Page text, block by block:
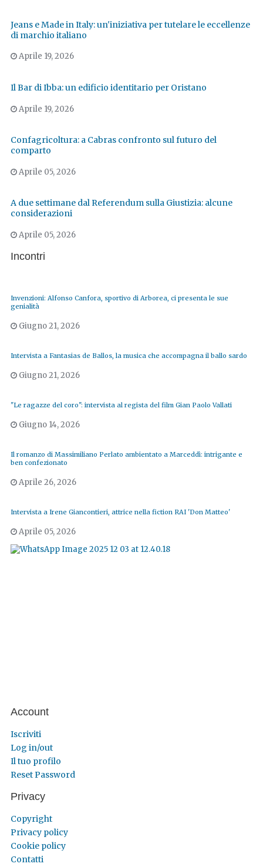
Jeans e Made in Italy: un'iniziativa per tutelare le eccellenze
di marchio italiano
Aprile 19, 2026
Il Bar di Ibba: un edificio identitario per Oristano
Aprile 19, 2026
Confagricoltura: a Cabras confronto sul futuro del
comparto
Aprile 05, 2026
A due settimane dal Referendum sulla Giustizia: alcune
considerazioni
Aprile 05, 2026
Incontri
Invenzioni: Alfonso Canfora, sportivo di Arborea, ci presenta le sue
genialità
Giugno 21, 2026
Intervista a Fantasias de Ballos, la musica che accompagna il ballo sardo
Giugno 21, 2026
"Le ragazze del coro": intervista al regista del film Gian Paolo Vallati
Giugno 14, 2026
Il romanzo di Massimiliano Perlato ambientato a Marceddì: intrigante e
ben confezionato
Aprile 26, 2026
Intervista a Irene Giancontieri, attrice nella fiction RAI 'Don Matteo'
Aprile 05, 2026
Account
Iscriviti
Log in/out
Il tuo profilo
Reset Password
Privacy
Copyright
Privacy policy
Cookie policy
Contatti